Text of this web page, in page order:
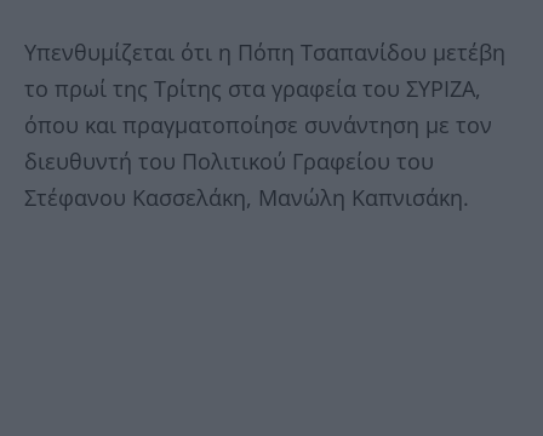
Υπενθυμίζεται ότι η Πόπη Τσαπανίδου μετέβη
το πρωί της Τρίτης στα γραφεία του ΣΥΡΙΖΑ,
όπου και πραγματοποίησε συνάντηση με τον
διευθυντή του Πολιτικού Γραφείου του
Στέφανου Κασσελάκη, Μανώλη Καπνισάκη.